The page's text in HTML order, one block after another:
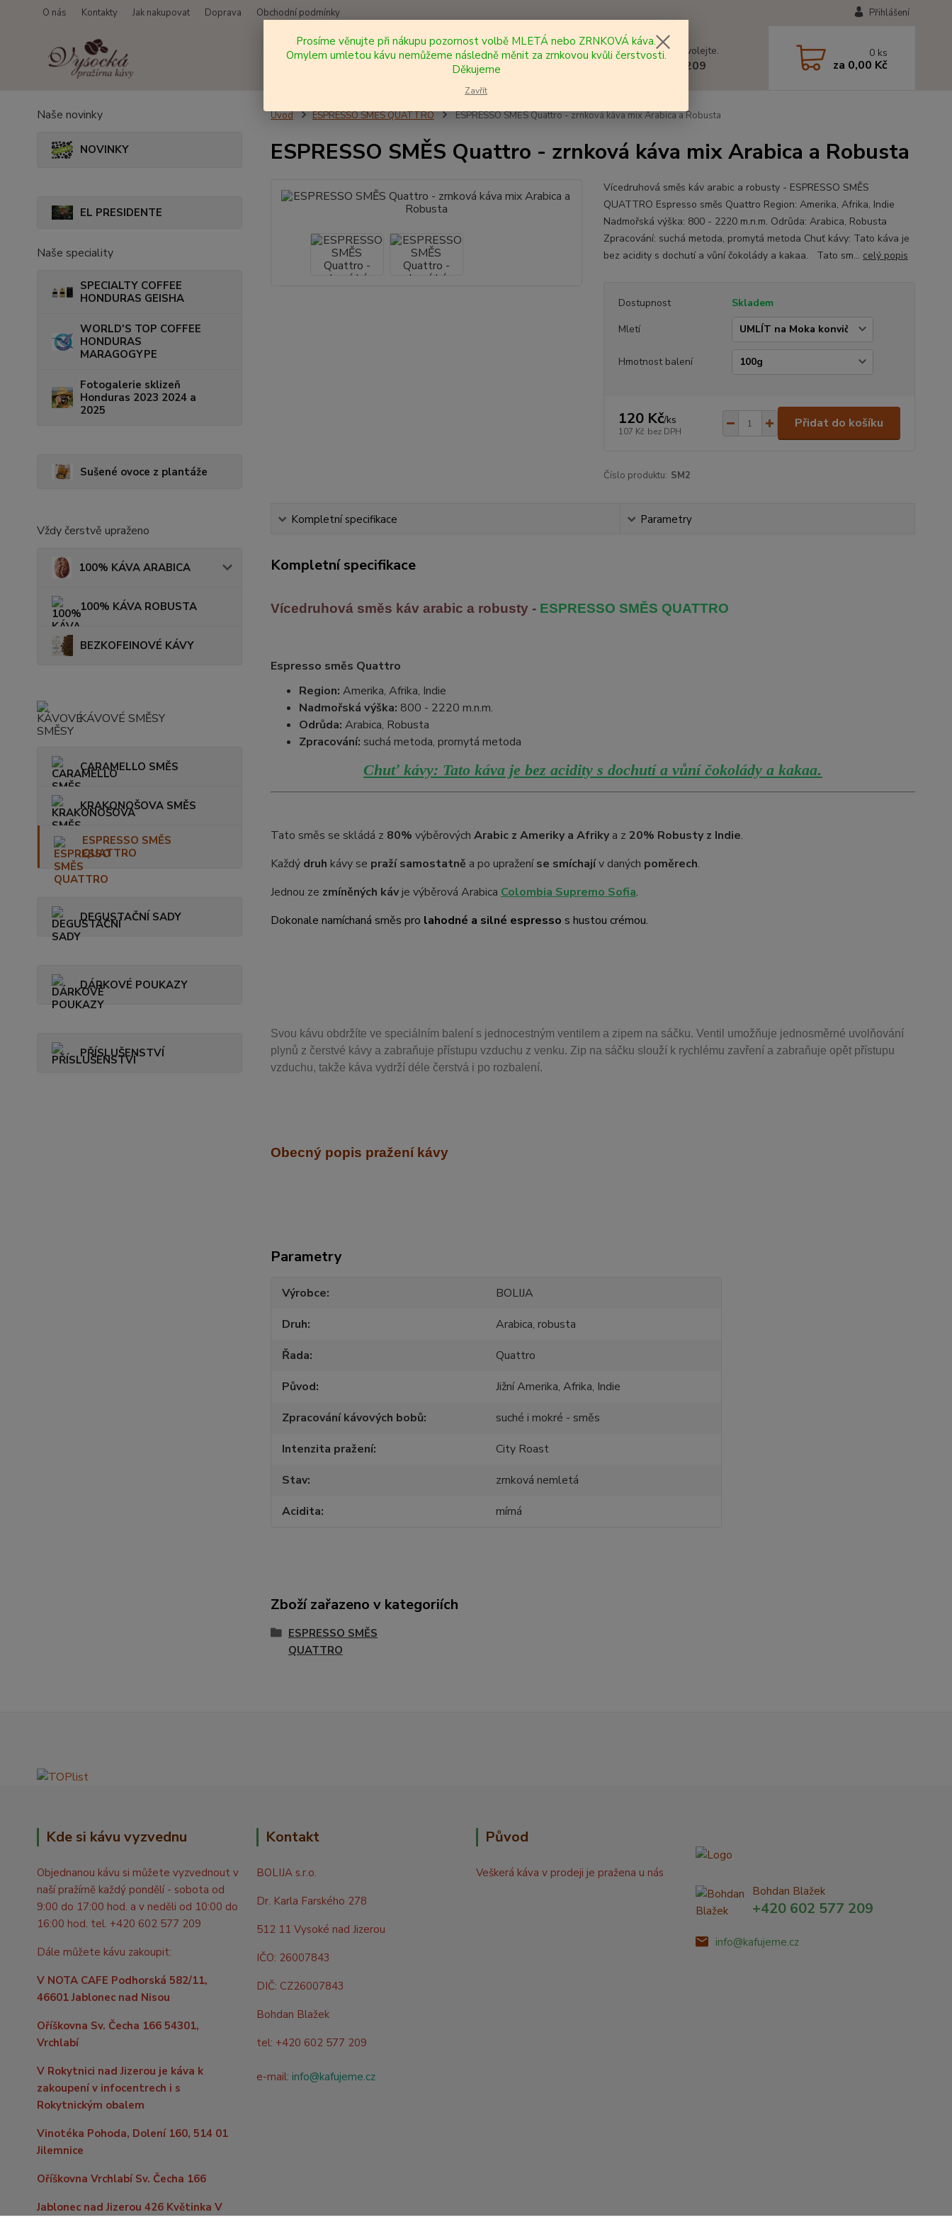
O nás Kontakty Jak nakupovat Doprava Obchodní podmínky Přihlášení
Hledat Nevíte si rady? Zavolejte.
+420 602 577 209
0 ks
za 0,00 Kč
Naše novinky
NOVINKY
EL PRESIDENTE
Naše speciality
SPECIALTY COFFEE
HONDURAS GEISHA
WORLD'S TOP COFFEE
HONDURAS
MARAGOGYPE
Fotogalerie sklizeň
Honduras 2023 2024 a
2025
Sušené ovoce z plantáže
Vždy čerstvě upraženo
100% KÁVA ARABICA
100% KÁVA ROBUSTA
BEZKOFEINOVÉ KÁVY
KÁVOVÉ SMĚSY
CARAMELLO SMĚS
KRAKONOŠOVA SMĚS
ESPRESSO SMĚS
QUATTRO
DEGUSTAČNÍ SADY
DÁRKOVÉ POUKAZY
PŘÍSLUŠENSTVÍ
Úvod ESPRESSO SMĚS QUATTRO ESPRESSO SMĚS Quattro - zrnková káva mix Arabica a Robusta
ESPRESSO SMĚS Quattro - zrnková káva mix Arabica a Robusta
Vícedruhová směs káv arabic a robusty - ESPRESSO SMĚS
QUATTRO Espresso směs Quattro Region: Amerika, Afrika, Indie
Nadmořská výška: 800 - 2220 m.n.m. Odrůda: Arabica, Robusta
Zpracování: suchá metoda, promytá metoda Chuť kávy: Tato káva je
bez acidity s dochutí a vůní čokolády a kakaa. Tato sm... celý popis
Dostupnost
Skladem
Mletí
Hmotnost balení
120 Kč/ks
107 Kč bez DPH
Přidat do košíku
Číslo produktu: SM2
Kompletní specifikace Parametry
Kompletní specifikace
Vícedruhová směs káv arabic a robusty - ESPRESSO SMĚS QUATTRO
Espresso směs Quattro
Region: Amerika, Afrika, Indie
Nadmořská výška: 800 - 2220 m.n.m.
Odrůda: Arabica, Robusta
Zpracování: suchá metoda, promytá metoda
Chuť kávy: Tato káva je bez acidity s dochutí a vůní čokolády a kakaa.
Tato směs se skládá z 80% výběrových Arabic z Ameriky a Afrikya z 20% Robusty z Indie.
Každý druh kávy se praží samostatně a po upraženíse smíchajív daných poměrech.
Jednou ze zmíněných kávje výběrová Arabica Colombia Supremo Sofia.
Dokonale namíchaná směs pro lahodné a silné espresso s hustou crémou.
Svou kávu obdržíte ve speciálním balení s jednocestným ventilem a zipem na sáčku. Ventil umožňuje jednosměrné uvolňování
plynů z čerstvé kávy a zabraňuje přístupu vzduchu z venku. Zip na sáčku slouží k rychlému zavření a zabraňuje opět přístupu
vzduchu, takže káva vydrží déle čerstvá i po rozbalení.
Obecný popis pražení kávy
Parametry
Výrobce
BOLIJA
Druh
Arabica, robusta
Řada
Quattro
Původ
Jižní Amerika, Afrika, Indie
Zpracování kávových bobů
suché i mokré - směs
Intenzita pražení
City Roast
Stav
zrnková nemletá
Acidita
mírná
Zboží zařazeno v kategoriích
ESPRESSO SMĚS
QUATTRO
Kde si kávu vyzvednu
Objednanou kávu si můžete vyzvednout v
naší pražírně každý pondělí - sobota od
9:00 do 17:00 hod. a v neděli od 10:00 do
16:00 hod. tel. +420 602 577 209
Dále můžete kávu zakoupit:
V NOTA CAFE Podhorská 582/11,
46601 Jablonec nad Nisou
Oříškovna Sv. Čecha 166 54301,
Vrchlabí
V Rokytnici nad Jizerou je káva k
zakoupení v infocentrech i s
Rokytnickým obalem
Vinotéka Pohoda, Dolení 160, 514 01
Jilemnice
Oříškovna Vrchlabí Sv. Čecha 166
Jablonec nad Jizerou 426 Květinka V
Kontakt
BOLIJA s.r.o.
Dr. Karla Farského 278
512 11 Vysoké nad Jizerou
IČO: 26007843
DIČ: CZ26007843
Bohdan Blažek
tel: +420 602 577 209
e-mail: info@kafujeme.cz
Původ
Veškerá káva v prodeji je pražena u nás
Bohdan Blažek
+420 602 577 209
info@kafujeme.cz
Prosíme věnujte při nákupu pozornost volbě MLETÁ nebo ZRNKOVÁ káva.
Omylem umletou kávu nemůžeme následně měnit za zrnkovou kvůli čerstvosti.
Děkujeme
Zavřít